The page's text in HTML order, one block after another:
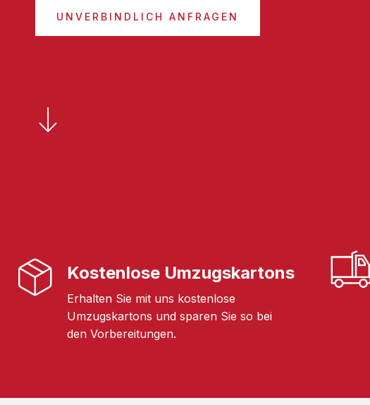
UNVERBINDLICH ANFRAGEN
Kostenlose Umzugskartons
Erhalten Sie mit uns kostenlose
Umzugskartons und sparen Sie so bei
den Vorbereitungen.